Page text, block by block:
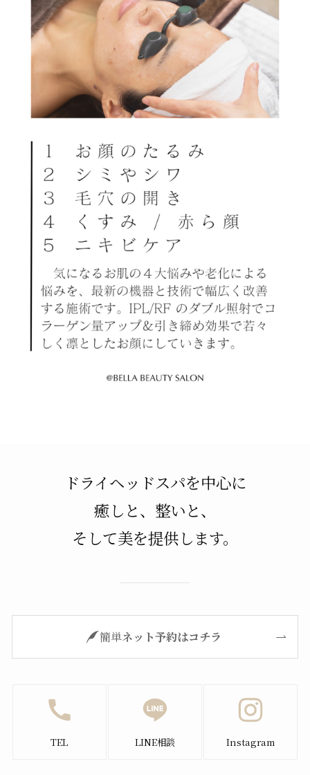
ドライヘッドスパを中心に
癒しと、整いと、
そして美を提供します。
簡単ネット予約はコチラ
TEL LINE相談 Instagram